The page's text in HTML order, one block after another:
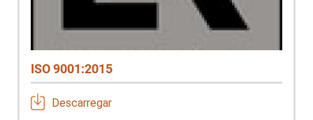
ISO 9001:2015
Descarregar